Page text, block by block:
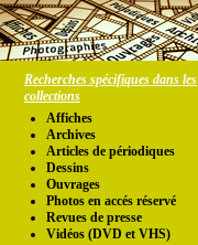
Recherches spécifiques dans les
collections
Affiches
Archives
Articles de périodiques
Dessins
Ouvrages
Photos en accés réservé
Revues de presse
Vidéos (DVD et VHS)